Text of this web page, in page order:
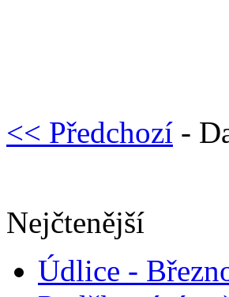
<< Předchozí -
Nejčtenější
Údlice -